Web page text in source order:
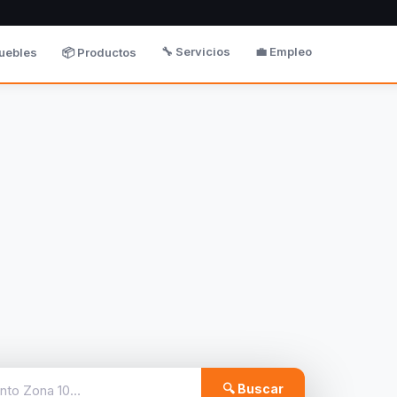
📦 Productos 🔧 Servicios 💼 Empleo
🔍 Buscar